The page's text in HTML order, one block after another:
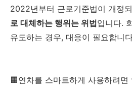
2022년부터 근로기준법이 개정
로 대체하는 행위는 위법입니다.
유도하는 경우, 대응이 필요합니
🟧연차를 스마트하게 사용하려면